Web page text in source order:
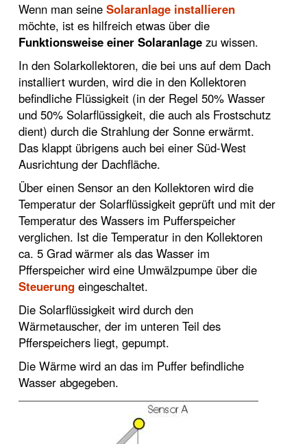
Wenn man seine Solaranlage installieren
möchte, ist es hilfreich etwas über die
Funktionsweise einer Solaranlage zu wissen.
In den Solarkollektoren, die bei uns auf dem Dach
installiert wurden, wird die in den Kollektoren
befindliche Flüssigkeit (in der Regel 50% Wasser
und 50% Solarflüssigkeit, die auch als Frostschutz
dient) durch die Strahlung der Sonne erwärmt.
Das klappt übrigens auch bei einer Süd-West
Ausrichtung der Dachfläche.
Über einen Sensor an den Kollektoren wird die
Temperatur der Solarflüssigkeit geprüft und mit der
Temperatur des Wassers im Pufferspeicher
verglichen. Ist die Temperatur in den Kollektoren
ca. 5 Grad wärmer als das Wasser im
Pfferspeicher wird eine Umwälzpumpe über die
Steuerung eingeschaltet.
Die Solarflüssigkeit wird durch den
Wärmetauscher, der im unteren Teil des
Pfferspeichers liegt, gepumpt.
Die Wärme wird an das im Puffer befindliche
Wasser abgegeben.